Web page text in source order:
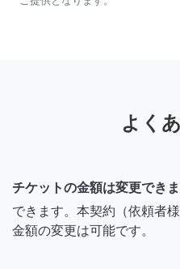
よく
チケットの金額は変更でき
できます。本契約（依頼者
金額の変更は可能です。